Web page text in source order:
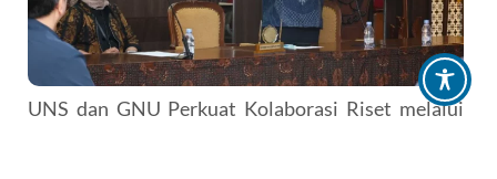
UNS dan GNU Perkuat Kolaborasi Riset melalui